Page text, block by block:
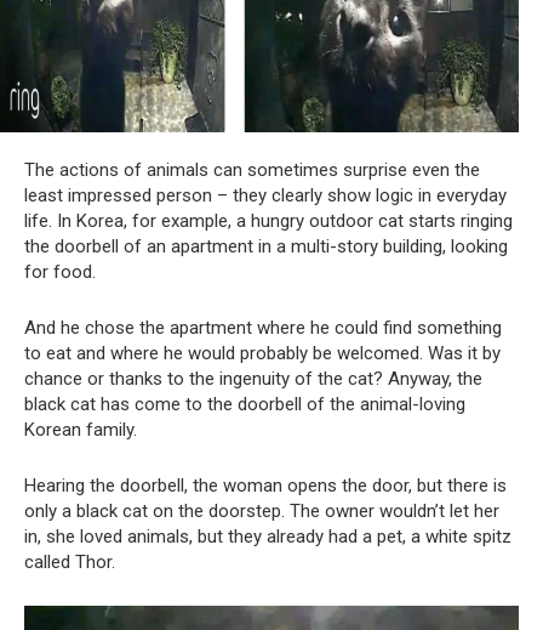
The actions of animals can sometimes surprise even the
least impressed person – they clearly show logic in everyday
life. In Korea, for example, a hungry outdoor cat starts ringing
the doorbell of an apartment in a multi-story building, looking
for food.
And he chose the apartment where he could find something
to eat and where he would probably be welcomed. Was it by
chance or thanks to the ingenuity of the cat? Anyway, the
black cat has come to the doorbell of the animal-loving
Korean family.
Hearing the doorbell, the woman opens the door, but there is
only a black cat on the doorstep. The owner wouldn’t let her
in, she loved animals, but they already had a pet, a white spitz
called Thor.